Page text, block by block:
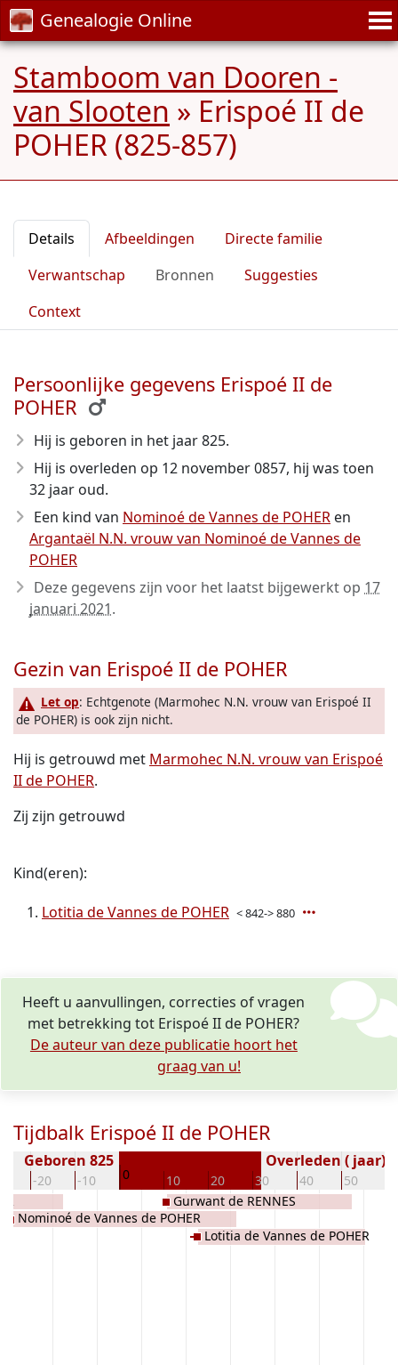
Genealogie Online
Stamboom van Dooren -
van Slooten » Erispoé II de
POHER (825-857)
Details Afbeeldingen
Directe familie
Verwantschap
Bronnen
Suggesties
Context
Persoonlijke gegevens Erispoé II de
POHER
Hij is geboren in het jaar 825.
Hij is overleden op 12 november 0857, hij was toen
32 jaar oud.
Een kind van Nominoé de Vannes de POHER en
Argantaël N.N. vrouw van Nominoé de Vannes de
POHER
Deze gegevens zijn voor het laatst bijgewerkt op 17
januari 2021.
Gezin van Erispoé II de POHER
Let op: Echtgenote (Marmohec N.N. vrouw van Erispoé II
de POHER) is ook zijn nicht.
Hij is getrouwd met Marmohec N.N. vrouw van Erispoé
II de POHER.
Zij zijn getrouwd
Kind(eren):
Lotitia de Vannes de POHER < 842-> 880
Heeft u aanvullingen, correcties of vragen
met betrekking tot Erispoé II de POHER?
De auteur van deze publicatie hoort het
graag van u!
Tijdbalk Erispoé II de POHER
-20 -10 0 10 20 30 40 50
Geboren 825 Overleden ( jaar)
Nominoé de Vannes de POHER
Gurwant de RENNES
Lotitia de Vannes de POHER